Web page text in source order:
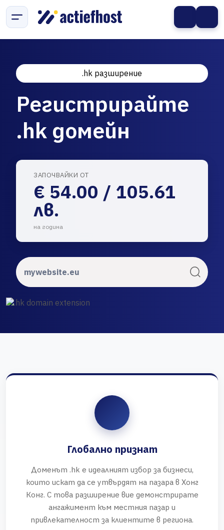
.hk разширение
Регистрирайте
.hk домейн
ЗАПОЧВАЙКИ ОТ
€ 54.00 / 105.61
лв.
на година
Глобално признат
Доменът .hk е идеалният избор за бизнеси,
които искат да се утвърдят на пазара в Хонг
Конг. С това разширение вие демонстрирате
ангажимент към местния пазар и
привлекателност за клиентите в региона.